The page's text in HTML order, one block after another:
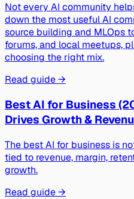
Not every AI community
down the most useful AI
source building and MLOps
forums, and local meetups,
choosing the right mix.
Read guide →
Best AI for Business
Drives Growth &
The best AI for business is
tied to revenue, margin,
growth.
Read guide →